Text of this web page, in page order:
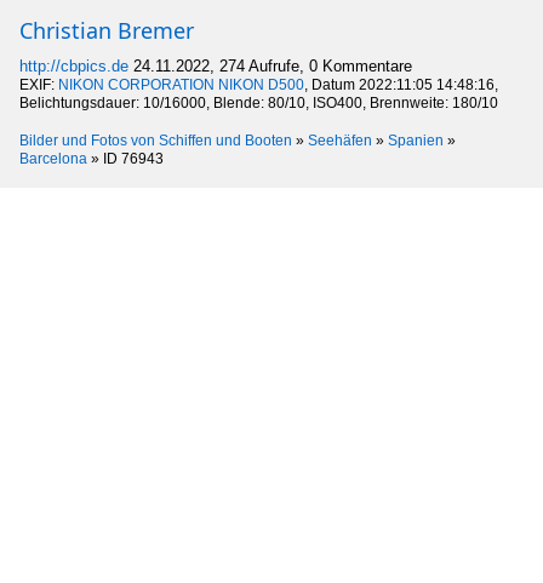
Christian Bremer
http://cbpics.de 24.11.2022, 274 Aufrufe, 0 Kommentare
EXIF: NIKON CORPORATION NIKON D500, Datum 2022:11:05 14:48:16,
Belichtungsdauer: 10/16000, Blende: 80/10, ISO400, Brennweite: 180/10
Bilder und Fotos von Schiffen und Booten » Seehäfen » Spanien »
Barcelona » ID 76943